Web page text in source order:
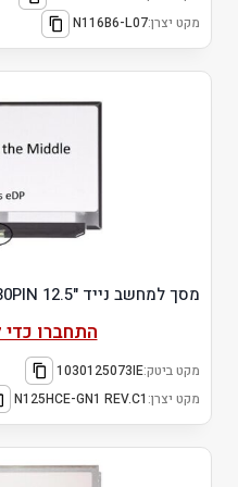
מקט יצרן:N116B6-L07
מסך למחשב נייד "12.5 LED 1920X1080 30PIN
התחברו
מקט ביטק:1030125073IE
מקט יצרן: N125HCE-GN1 REV.C1